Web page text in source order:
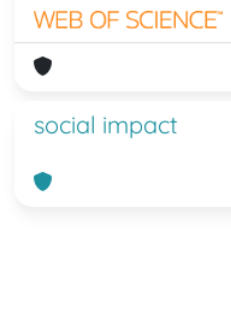
social impact